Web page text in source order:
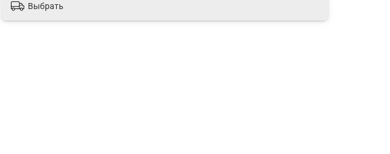
Выбрать